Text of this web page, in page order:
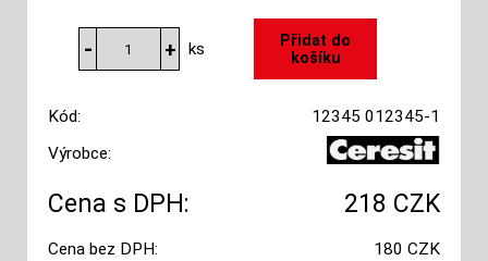
ks
Kód:
12345 012345-1
Výrobce:
Cena s DPH: 218 CZK
Cena bez DPH:
180 CZK